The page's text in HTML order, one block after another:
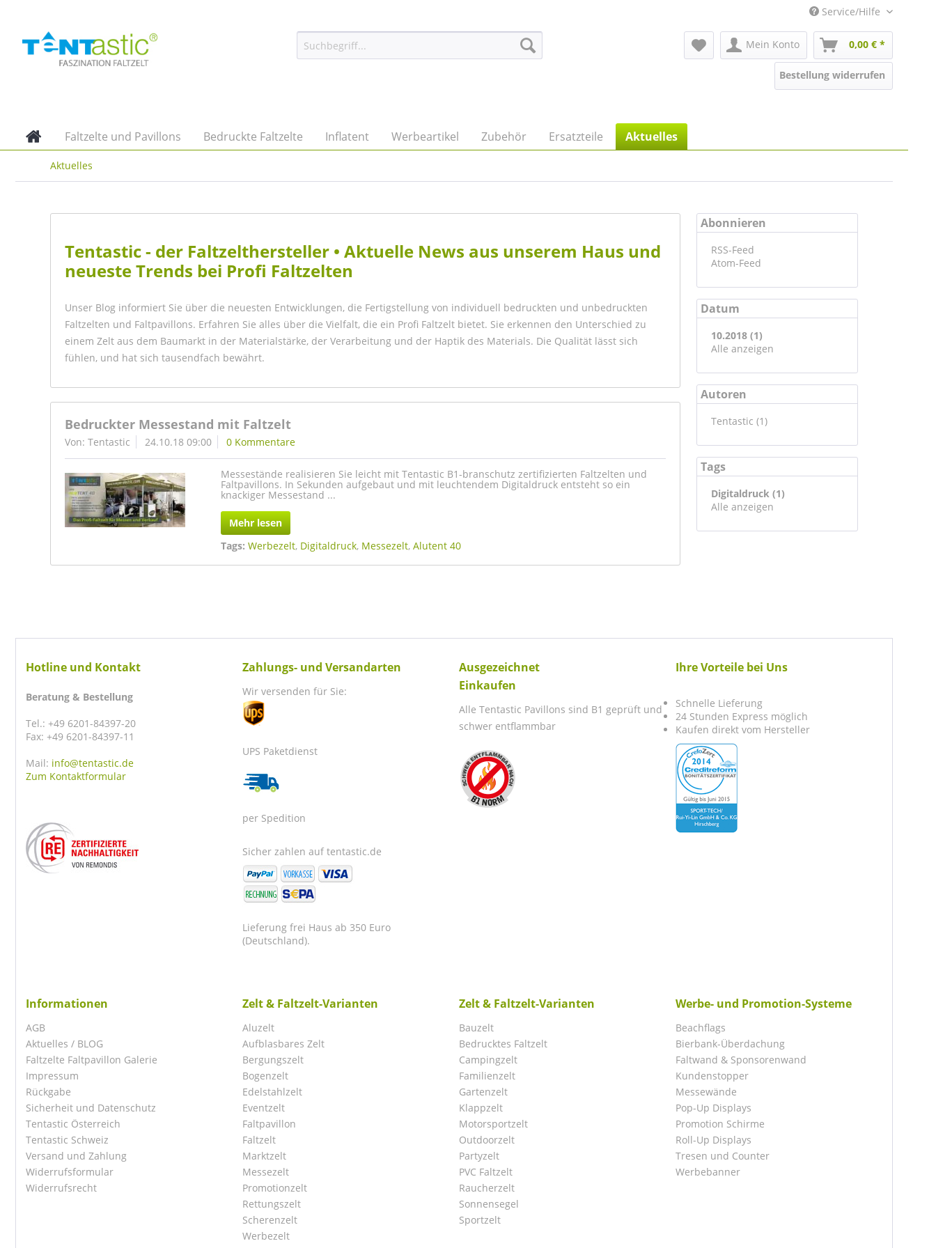
Service/Hilfe
Mein Konto 0,00 € *
Bestellung widerrufen
Faltzelte und Pavillons Bedruckte Faltzelte Inflatent Werbeartikel Zubehör Ersatzteile Aktuelles
Aktuelles
Abonnieren
RSS-Feed
Atom-Feed
Datum
10.2018 (1)
Alle anzeigen
Autoren
Tentastic (1)
Tags
Digitaldruck (1)
Alle anzeigen
Tentastic - der Faltzelthersteller • Aktuelle News aus unserem Haus und
neueste Trends bei Profi Faltzelten
Unser Blog informiert Sie über die neuesten Entwicklungen, die Fertigstellung von individuell bedruckten und unbedruckten
Faltzelten und Faltpavillons. Erfahren Sie alles über die Vielfalt, die ein Profi Faltzelt bietet. Sie erkennen den Unterschied zu
einem Zelt aus dem Baumarkt in der Materialstärke, der Verarbeitung und der Haptik des Materials. Die Qualität lässt sich
fühlen, und hat sich tausendfach bewährt.
Bedruckter Messestand mit Faltzelt
Von: Tentastic 24.10.18 09:00 0 Kommentare
Messestände realisieren Sie leicht mit Tentastic B1-branschutz zertifizierten Faltzelten und
Faltpavillons. In Sekunden aufgebaut und mit leuchtendem Digitaldruck entsteht so ein
knackiger Messestand ...
Mehr lesen
Tags: Werbezelt, Digitaldruck, Messezelt,Alutent 40
Hotline und Kontakt
Beratung & Bestellung
Tel.: +49 6201-84397-20
Fax: +49 6201-84397-11
Mail: info@tentastic.de
Zum Kontaktformular
Zahlungs- und Versandarten
Wir versenden für Sie:
UPS Paketdienst
per Spedition
Sicher zahlen auf tentastic.de
Lieferung frei Haus ab 350 Euro
(Deutschland).
Ausgezeichnet
Einkaufen
Alle Tentastic Pavillons sind B1 geprüft und
schwer entflammbar
Ihre Vorteile bei Uns
Schnelle Lieferung
24 Stunden Express möglich
Kaufen direkt vom Hersteller
Informationen
AGB
Aktuelles / BLOG
Faltzelte Faltpavillon Galerie
Impressum
Rückgabe
Sicherheit und Datenschutz
Tentastic Österreich
Tentastic Schweiz
Versand und Zahlung
Widerrufsformular
Widerrufsrecht
Zelt & Faltzelt-Varianten
Aluzelt
Aufblasbares Zelt
Bergungszelt
Bogenzelt
Edelstahlzelt
Eventzelt
Faltpavillon
Faltzelt
Marktzelt
Messezelt
Promotionzelt
Rettungszelt
Scherenzelt
Werbezelt
Zelt & Faltzelt-Varianten
Bauzelt
Bedrucktes Faltzelt
Campingzelt
Familienzelt
Gartenzelt
Klappzelt
Motorsportzelt
Outdoorzelt
Partyzelt
PVC Faltzelt
Raucherzelt
Sonnensegel
Sportzelt
Werbe- und Promotion-Systeme
Beachflags
Bierbank-Überdachung
Faltwand & Sponsorenwand
Kundenstopper
Messewände
Pop-Up Displays
Promotion Schirme
Roll-Up Displays
Tresen und Counter
Werbebanner